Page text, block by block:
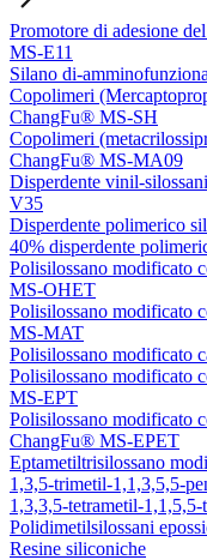
Promotore di adesione
MS-E11
Silano di-
Copolimeri
ChangFu® MS-SH
Copolimeri
ChangFu® MS-MA09
Disperdente vinil-
V35
Disperdente polimerico
40% disperdente
Polisilossano modificato
MS-OHET
Polisilossano modificato
MS-MAT
Polisilossano modificato
Polisilossano modificato
MS-EPT
Polisilossano modificato
ChangFu® MS-EPET
Eptametiltrisilossano
1,3,5-trimetil-1,1,3,5,5-
1,3,3,5-tetrametil-
Polidimetilsilossani
Resine siliconiche